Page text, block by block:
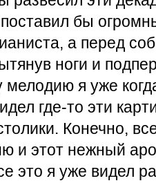
бы
а перед
ноги и
мелодию я уже
где-то эти
Конечно,
и этот нежный
это я уже видел